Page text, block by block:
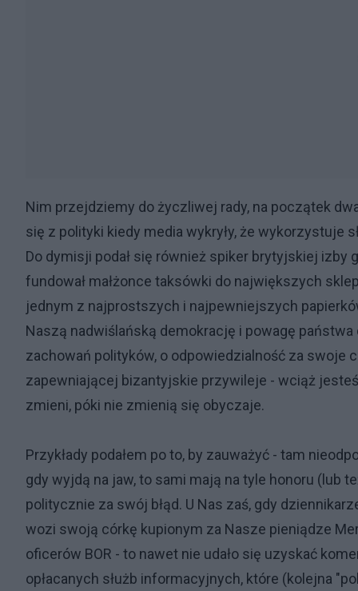
Nim przejdziemy do życzliwej rady, na początek
się z polityki kiedy media wykryły, że wykorzystuje
Do dymisji podał się również spiker brytyjskiej
fundował małżonce taksówki do największych
jednym z najprostszych i najpewniejszych
Naszą nadwiślańską demokrację i powagę
zachowań polityków, o odpowiedzialność za swoje
zapewniającej bizantyjskie przywileje - wciąż
zmieni, póki nie zmienią się obyczaje.
Przykłady podałem po to, by zauważyć - tam
gdy wyjdą na jaw, to sami mają na tyle honoru (lub
politycznie za swój błąd. U Nas zaś, gdy
wozi swoją córkę kupionym za Nasze pieniądze
oficerów BOR - to nawet nie udało się uzyskać
opłacanych służb informacyjnych, które (kolejna